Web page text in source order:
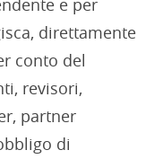
direttamente
conto del
revisori,
partner
di